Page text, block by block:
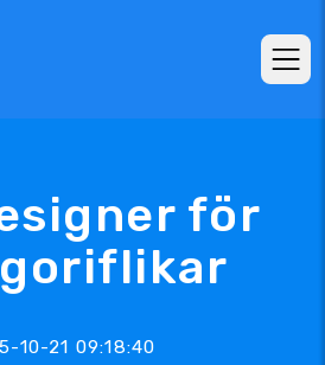
för
10-21 09:18:40